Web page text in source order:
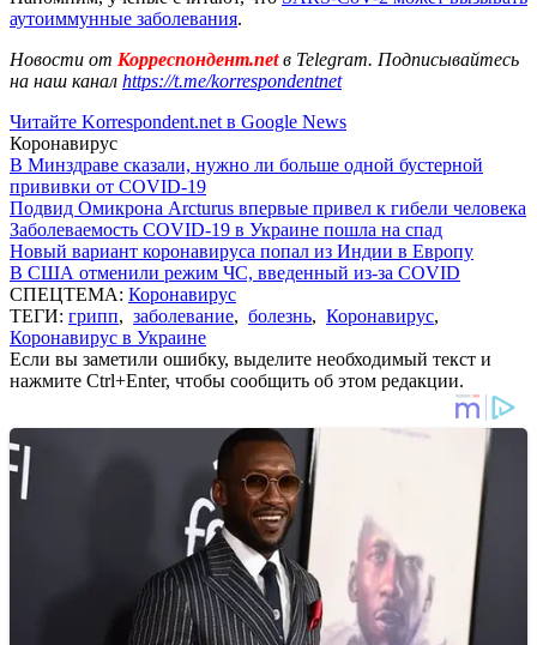
аутоиммунные заболевания.
Новости от Корреспондент.netв Telegram. Подписывайтесь
на наш канал https://t.me/korrespondentnet
Читайте Korrespondent.net в Google News
Коронавирус
В Минздраве сказали, нужно ли больше одной бустерной
прививки от COVID-19
Подвид Омикрона Arcturus впервые привел к гибели человека
Заболеваемость COVID-19 в Украине пошла на спад
Новый вариант коронавируса попал из Индии в Европу
В США отменили режим ЧС, введенный из-за COVID
СПЕЦТЕМА: Коронавирус
ТЕГИ: грипп, заболевание, болезнь, Коронавирус,
Коронавирус в Украине
Если вы заметили ошибку, выделите необходимый текст и
нажмите Ctrl+Enter, чтобы сообщить об этом редакции.